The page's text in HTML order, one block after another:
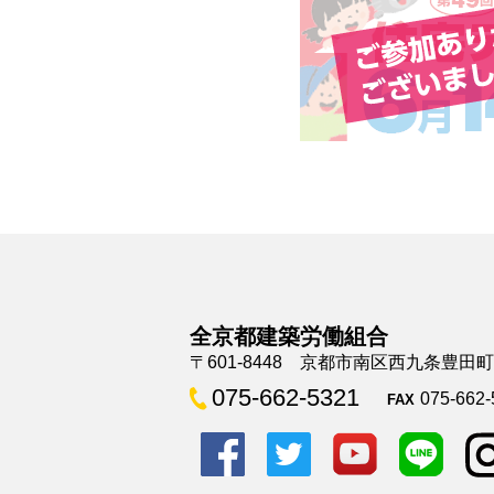
全京都建築労働組合
〒601-8448 京都市南区西九条豊田
075-662-5321 FAX 075-